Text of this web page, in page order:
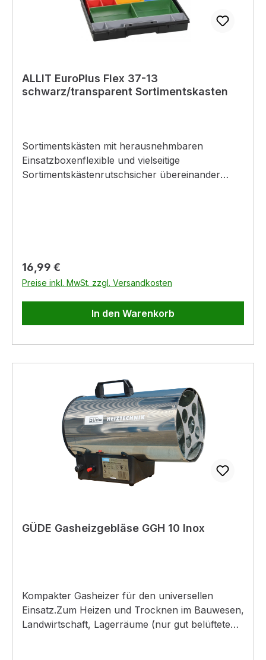
ALLIT EuroPlus Flex 37-13
schwarz/transparent Sortimentskasten
Sortimentskästen mit herausnehmbaren
Einsatzboxenflexible und vielseitige
Sortimentskästenrutschsicher übereinander
KlebeetikettEinsatz mit 3 Fächern für
Schraubendreher, Zollstock etc., passend zu
EuroPlus Depot 37
Regulärer Preis:
16,99 €
Preise inkl. MwSt. zzgl. Versandkosten
In den Warenkorb
GÜDE Gasheizgebläse GGH 10 Inox
Kompakter Gasheizer für den universellen
Einsatz.Zum Heizen und Trocknen im Bauwesen,
Landwirtschaft, Lagerräume (nur gut belüftete